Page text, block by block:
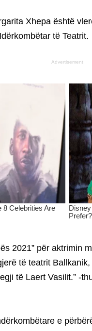
Xhepa është
të Teatrit.
Advertisement
2021” për aktrimin
të teatrit
të Laert Vasilit.” -
e